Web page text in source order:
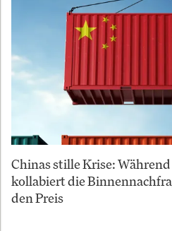
Chinas stille Krise:
kollabiert die
den Preis